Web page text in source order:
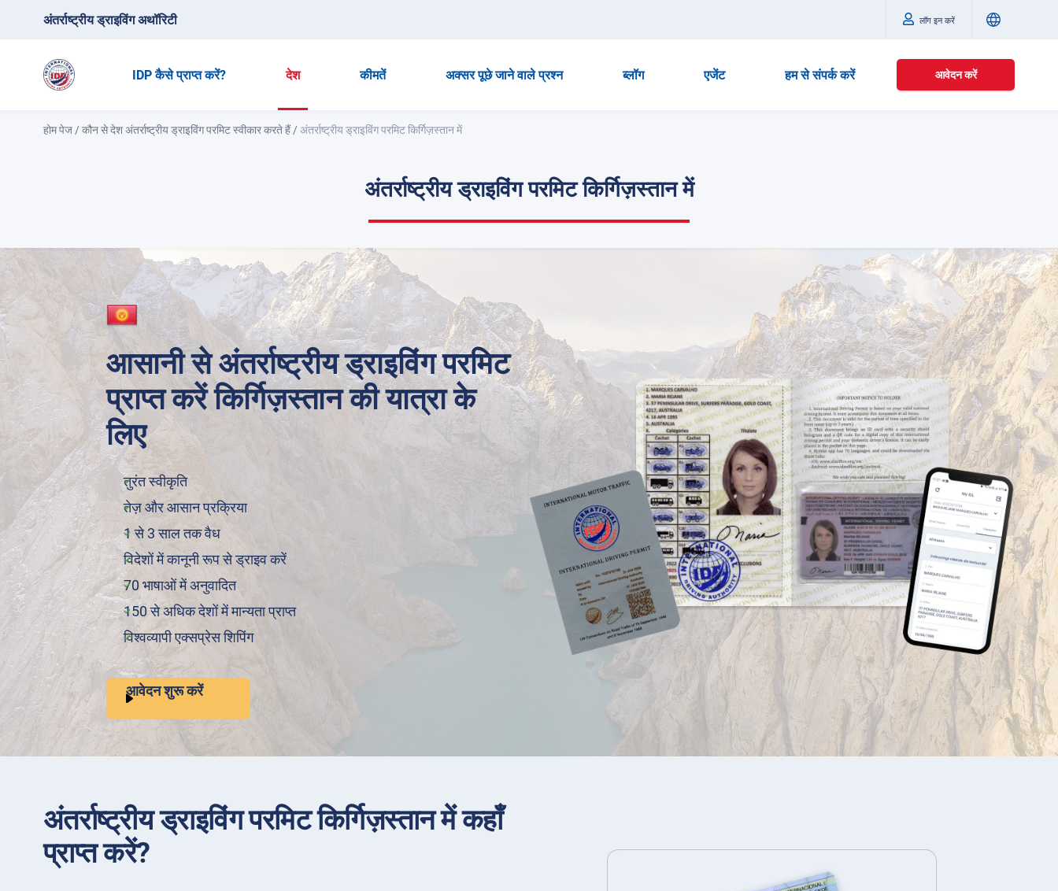
अंतर्राष्ट्रीय ड्राइविंग अथॉरिटी लॉग इन करें
IDP कैसे प्राप्त करें? देश कीमतें अक्सर पूछे जाने वाले प्रश्न ब्लॉग एजेंट हम से संपर्क करें आवेदन करें
होम पेज /कौन से देश अंतर्राष्ट्रीय ड्राइविंग परमिट स्वीकार करते हैं/अंतर्राष्ट्रीय ड्राइविंग परमिट किर्गिज़स्तान में
अंतर्राष्ट्रीय ड्राइविंग परमिट किर्गिज़स्तान में
आसानी से अंतर्राष्ट्रीय ड्राइविंग परमिट
प्राप्त करें किर्गिज़स्तान की यात्रा के
लिए
तुरंत स्वीकृति
तेज़ और आसान प्रक्रिया
1 से 3 साल तक वैध
विदेशों में कानूनी रूप से ड्राइव करें
70 भाषाओं में अनुवादित
150 से अधिक देशों में मान्यता प्राप्त
विश्वव्यापी एक्सप्रेस शिपिंग
आवेदन शुरू करें
अंतर्राष्ट्रीय ड्राइविंग परमिट किर्गिज़स्तान में कहाँ
प्राप्त करें?